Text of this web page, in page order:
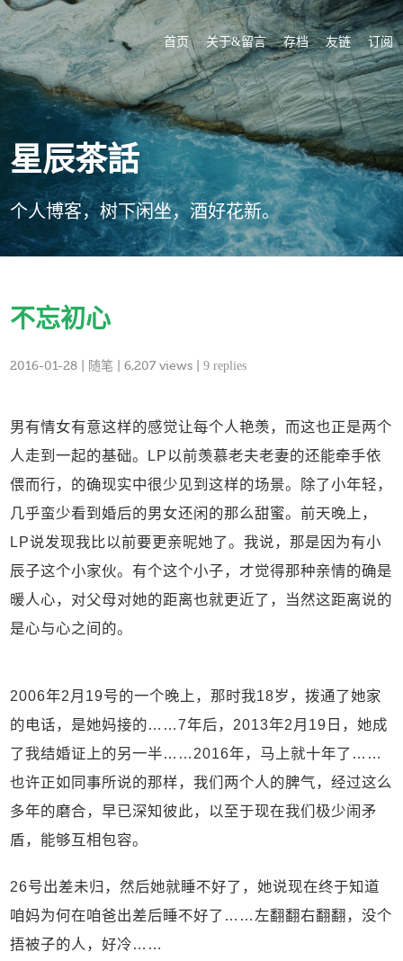
首页 关于&留言 存档 友链 订阅
星辰茶話
个人博客，树下闲坐，酒好花新。
不忘初心
2016-01-28 随笔 | 6,207 views |9 replies
男有情女有意这样的感觉让每个人艳羡，而这也正是两个
人走到一起的基础。LP以前羡慕老夫老妻的还能牵手依
偎而行，的确现实中很少见到这样的场景。除了小年轻，
几乎蛮少看到婚后的男女还闲的那么甜蜜。前天晚上，
LP说发现我比以前要更亲昵她了。我说，那是因为有小
辰子这个小家伙。有个这个小子，才觉得那种亲情的确是
暖人心，对父母对她的距离也就更近了，当然这距离说的
是心与心之间的。
2006年2月19号的一个晚上，那时我18岁，拨通了她家
的电话，是她妈接的……7年后，2013年2月19日，她成
了我结婚证上的另一半……2016年，马上就十年了……
也许正如同事所说的那样，我们两个人的脾气，经过这么
多年的磨合，早已深知彼此，以至于现在我们极少闹矛
盾，能够互相包容。
26号出差未归，然后她就睡不好了，她说现在终于知道
咱妈为何在咱爸出差后睡不好了……左翻翻右翻翻，没个
捂被子的人，好冷……